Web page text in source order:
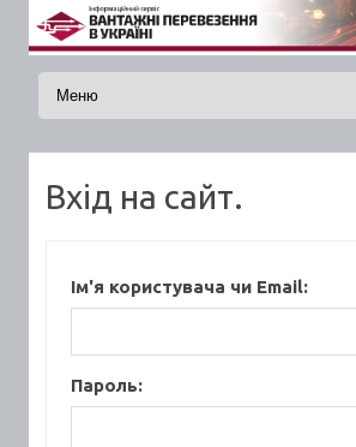
Skip to content
Вхід на сайт.
Ім'я користувача чи Email:
Пароль: